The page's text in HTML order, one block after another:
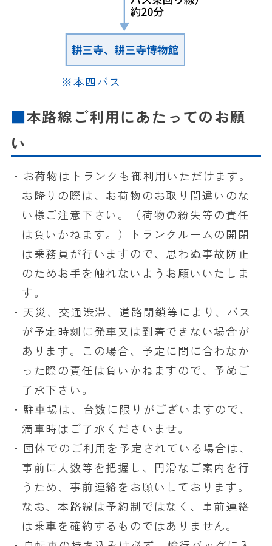
※本四バス
本路線ご利用にあたってのお願
い
・お荷物はトランクも御利用いただけます。
お降りの際は、お荷物のお取り間違いのな
い様ご注意下さい。（荷物の紛失等の責任
は負いかねます。）トランクルームの開閉
は乗務員が行いますので、思わぬ事故防止
のためお手を触れないようお願いいたしま
す。
・天災、交通渋滞、道路閉鎖等により、バス
が予定時刻に発車又は到着できない場合が
あります。この場合、予定に間に合わなか
った際の責任は負いかねますので、予めご
了承下さい。
・駐車場は、台数に限りがございますので、
満車時はご了承くださいませ。
・団体でのご利用を予定されている場合は、
事前に人数等を把握し、円滑なご案内を行
うため、事前連絡をお願いしております。
なお、本路線は予約制ではなく、事前連絡
は乗車を確約するものではありません。